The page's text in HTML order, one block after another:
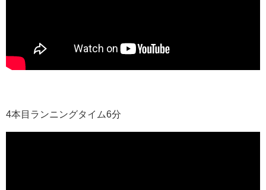
4本目ランニングタイム6分